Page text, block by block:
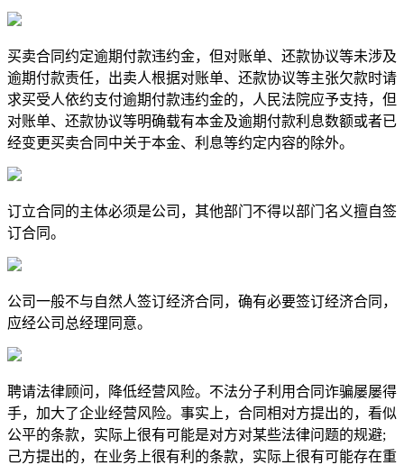
买卖合同约定逾期付款违约金，但对账单、还款协议等未涉及
逾期付款责任，出卖人根据对账单、还款协议等主张欠款时请
求买受人依约支付逾期付款违约金的，人民法院应予支持，但
对账单、还款协议等明确载有本金及逾期付款利息数额或者已
经变更买卖合同中关于本金、利息等约定内容的除外。
订立合同的主体必须是公司，其他部门不得以部门名义擅自签
订合同。
公司一般不与自然人签订经济合同，确有必要签订经济合同，
应经公司总经理同意。
聘请法律顾问，降低经营风险。不法分子利用合同诈骗屡屡得
手，加大了企业经营风险。事实上，合同相对方提出的，看似
公平的条款，实际上很有可能是对方对某些法律问题的规避;
己方提出的，在业务上很有利的条款，实际上很有可能存在重